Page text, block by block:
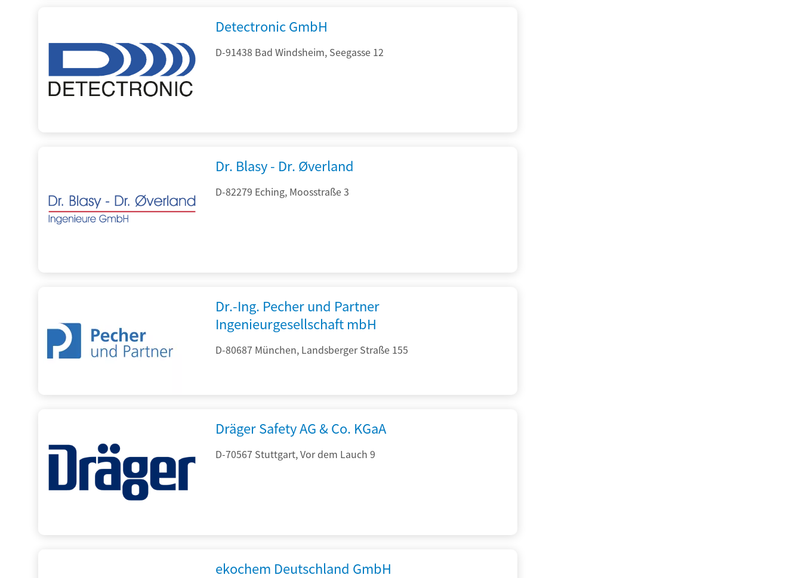
Detectronic GmbH
D-91438 Bad Windsheim, Seegasse 12
Dr. Blasy - Dr. Øverland
D-82279 Eching, Moosstraße 3
Dr.-Ing. Pecher und Partner
Ingenieurgesellschaft mbH
D-80687 München, Landsberger Straße 155
Dräger Safety AG & Co. KGaA
D-70567 Stuttgart, Vor dem Lauch 9
ekochem Deutschland GmbH